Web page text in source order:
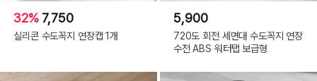
32% 7,750
실리콘 수도꼭지 연장캡 1개
5,900
720도 회전 세면대 수도꼭지 연장
수전 ABS 워터탭 보급형